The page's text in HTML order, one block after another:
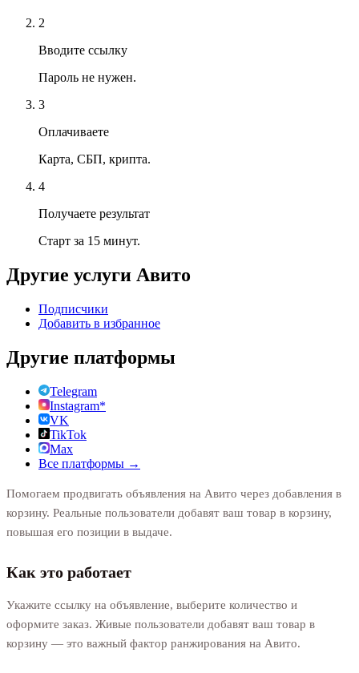
2
Вводите ссылку
Пароль не нужен.
3
Оплачиваете
Карта, СБП, крипта.
4
Получаете результат
Старт за 15 минут.
Другие услуги Авито
Подписчики
Добавить в избранное
Другие платформы
Telegram
Instagram*
VK
TikTok
Max
Все платформы →
Помогаем продвигать объявления на Авито через добавления в
корзину. Реальные пользователи добавят ваш товар в корзину,
повышая его позиции в выдаче.
Как это работает
Укажите ссылку на объявление, выберите количество и
оформите заказ. Живые пользователи добавят ваш товар в
корзину — это важный фактор ранжирования на Авито.